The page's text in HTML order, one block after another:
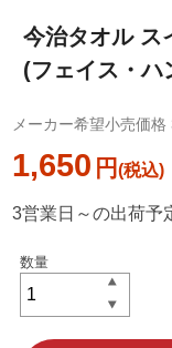
今治タオル ス
(フェイス・ハ
メーカー希望小売価
1,650 円
3営業日～の出荷予